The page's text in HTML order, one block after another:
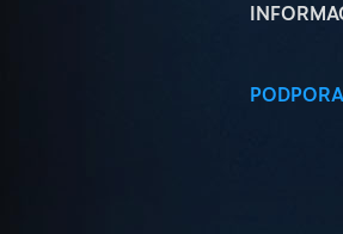
PODPORA